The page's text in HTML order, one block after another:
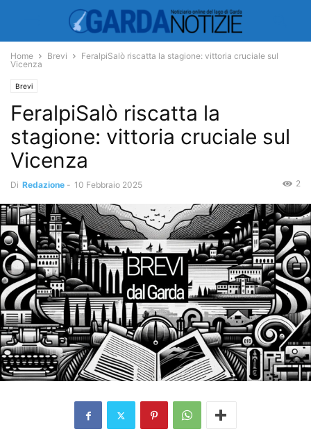
Home Brevi
FeralpiSalò riscatta la stagione: vittoria cruciale sul
Vicenza
Brevi
FeralpiSalò riscatta la
stagione: vittoria cruciale sul
Vicenza
Di Redazione - 10 Febbraio 2025 2